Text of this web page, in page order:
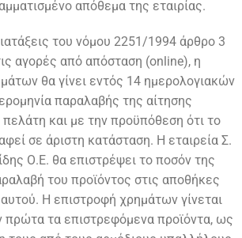
απόθεμα της εταιρίας.
του νόμου 2251/1994 άρθρο 3
αγορές από απόσταση (online), η
θα γίνει εντός 14 ημερολογιακών
παραλαβής της αίτησης
και με την προϋπόθεση ότι το
σε άριστη κατάσταση. Η εταιρεία Σ.
Ο.Ε. θα επιστρέψει το ποσόν της
του προϊόντος στις αποθήκες
Η επιστροφή χρημάτων γίνεται
πρώτα τα επιστρεφόμενα προϊόντα, ως